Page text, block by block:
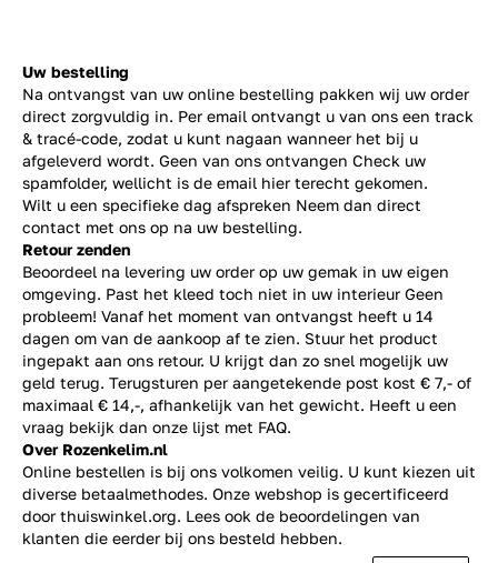
Uw bestelling
Na ontvangst van uw online bestelling pakken wij uw order
direct zorgvuldig in. Per email ontvangt u van ons een track
& tracé-code, zodat u kunt nagaan wanneer het bij u
afgeleverd wordt. Geen van ons ontvangen Check uw
spamfolder, wellicht is de email hier terecht gekomen.
Wilt u een specifieke dag afspreken Neem dan direct
contact met ons op na uw bestelling.
Retour zenden
Beoordeel na levering uw order op uw gemak in uw eigen
omgeving. Past het kleed toch niet in uw interieur Geen
probleem! Vanaf het moment van ontvangst heeft u 14
dagen om van de aankoop af te zien. Stuur het product
ingepakt aan ons retour. U krijgt dan zo snel mogelijk uw
geld terug. Terugsturen per aangetekende post kost € 7,- of
maximaal € 14,-, afhankelijk van het gewicht. Heeft u een
vraag bekijk dan onze lijst met FAQ.
Over Rozenkelim.nl
Online bestellen is bij ons volkomen veilig. U kunt kiezen uit
diverse betaalmethodes. Onze webshop is gecertificeerd
door thuiswinkel.org. Lees ook de beoordelingen van
klanten die eerder bij ons besteld hebben.